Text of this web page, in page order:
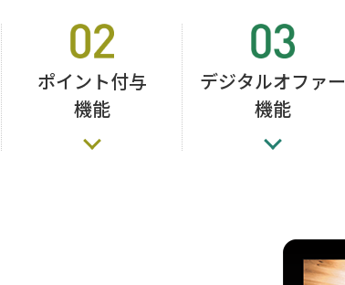
ポイント付与
機能
デジタルオファー
機能